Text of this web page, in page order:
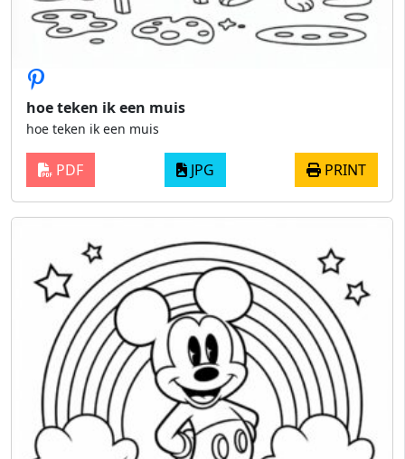
hoe teken ik een muis
hoe teken ik een muis
PDF JPG PRINT